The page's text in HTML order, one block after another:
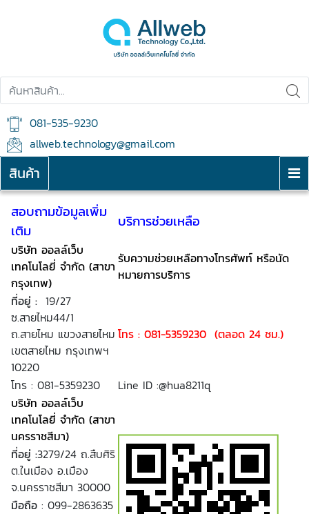
081-535-9230
allweb.technology@gmail.com
สินค้า
สอบถามข้อมูลเพิ่ม
เติม
บริการช่วยเหลือ
บริษัท ออลล์เว็บ
เทคโนโลยี่ จำกัด (สาขา
กรุงเทพ)
รับความช่วยเหลือทางโทรศัพท์ หรือนัด
หมายการบริการ
ที่อยู่ : 19/27
ซ.สายไหม44/1
ถ.สายไหม แขวงสายไหม
เขตสายไหม กรุงเทพฯ
10220
โทร : 081-5359230 (ตลอด 24 ชม.)
โทร : 081-5359230
Line ID :@hua8211q
บริษัท ออลล์เว็บ
เทคโนโลยี่ จำกัด (สาขา
นครราชสีมา)
ที่อยู่ :3279/24 ถ.สืบศิริ
ต.ในเมือง อ.เมือง
จ.นครราชสีมา 30000
มือถือ : 099-2863635